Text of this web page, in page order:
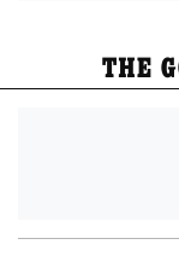
THE